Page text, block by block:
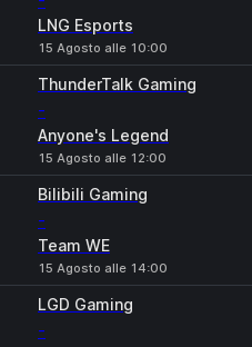
LNG Esports
15 Agosto alle 10:00
ThunderTalk Gaming
-
Anyone's Legend
15 Agosto alle 12:00
Bilibili Gaming
-
Team WE
15 Agosto alle 14:00
LGD Gaming
-